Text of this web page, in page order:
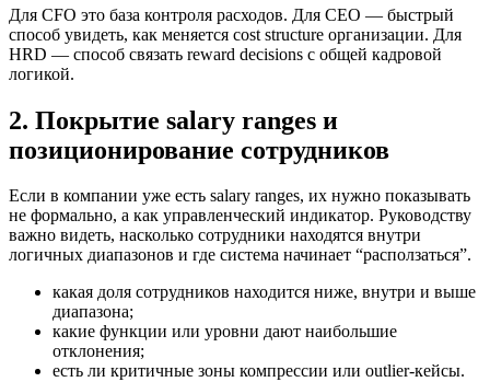
Для CFO это база контроля расходов. Для CEO — быстрый
способ увидеть, как меняется cost structure организации. Для
HRD — способ связать reward decisions с общей кадровой
логикой.
2. Покрытие salary ranges и
позиционирование сотрудников
Если в компании уже есть salary ranges, их нужно показывать
не формально, а как управленческий индикатор. Руководству
важно видеть, насколько сотрудники находятся внутри
логичных диапазонов и где система начинает “расползаться”.
какая доля сотрудников находится ниже, внутри и выше
диапазона;
какие функции или уровни дают наибольшие
отклонения;
есть ли критичные зоны компрессии или outlier-кейсы.